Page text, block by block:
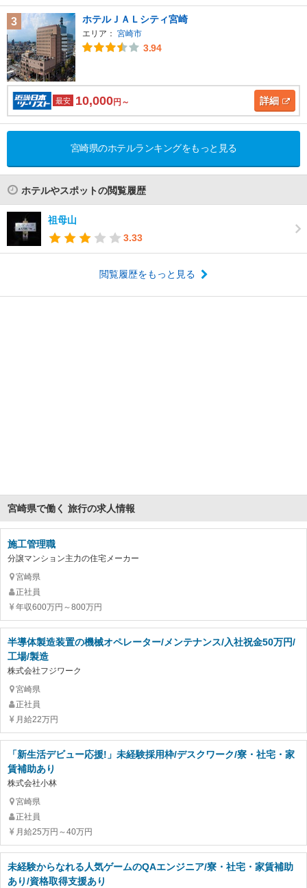
3 ホテルＪＡＬシティ宮崎
エリア： 宮崎市
3.94
最安 10,000円～ 詳細
宮崎県のホテルランキングをもっと見る
ホテルやスポットの閲覧履歴
祖母山
3.33
閲覧履歴をもっと見る
宮崎県で働く 旅行の求人情報
施工管理職
分譲マンション主力の住宅メーカー
宮崎県
正社員
年収600万円～800万円
半導体製造装置の機械オペレーター/メンテナンス/入社祝金50万円/
工場/製造
株式会社フジワーク
宮崎県
正社員
月給22万円
「新生活デビュー応援!」未経験採用枠/デスクワーク/寮・社宅・家
賃補助あり
株式会社小林
宮崎県
正社員
月給25万円～40万円
未経験からなれる人気ゲームのQAエンジニア/寮・社宅・家賃補助
あり/資格取得支援あり